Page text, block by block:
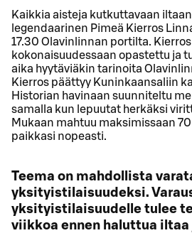
Kaikkia aisteja kutkuttavaan
legendaarinen Pimeä Kierros
17.30 Olavinlinnan portilta. Kierros
kokonaisuudessaan opastettu ja
aika hyytäviäkin tarinoita
Kierros päättyy Kuninkaansaliin
Historian havinaan suunniteltu
samalla kun lepuutat herkäksi
Mukaan mahtuu maksimissaan
paikkasi nopeasti.
Teema on mahdollista
yksityistilaisuudeksi.
yksityistilaisuudelle tulee
viikkoa ennen haluttua iltaa